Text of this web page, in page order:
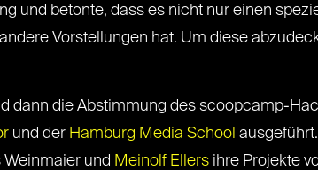
und betonte, dass es nicht nur einen
Vorstellungen hat. Um diese
dann die Abstimmung des scoopcamp-
und der Hamburg Media School
Weinmaier und Meinolf Ellersihre Projekte